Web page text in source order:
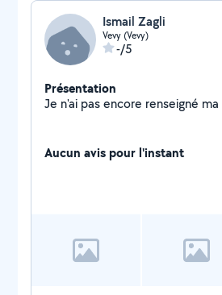
Ismail Zagli
Vevy (Vevy)
-/5
Présentation
Aucun avis pour l'instant